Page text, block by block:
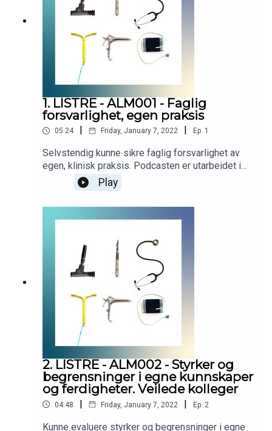
1. LISTRE - ALM001 - Faglig
forsvarlighet, egen praksis
05:24 Friday, January 7, 2022 Ep. 1
Selvstendig kunne sikre faglig forsvarlighet av
egen, klinisk praksis. Podcasten er utarbeidet i
samarbeid med Helsedirektoratet.
Helsedirektoratet har finansiert utviklingen av
podcasten, men innholdet er i sin helhet
utarbeidet av KVALLM (allmennlegene Kristian
fasit for hvordan læringsmålene skal tolkes, men
skal bidra til refleksjon rundt læringsmålene i
allmennmedisin.
Play
2. LISTRE - ALM002 - Styrker og
begrensninger i egne kunnskaper
og ferdigheter. Veilede kolleger
04:48 | Friday, January 7, 2022 | Ep. 2
Kunne evaluere styrker og begrensninger i egne